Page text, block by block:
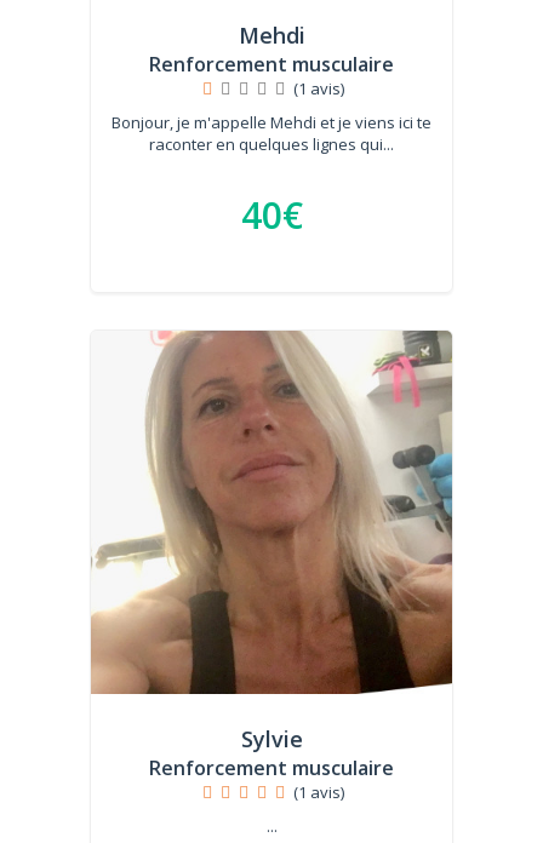
Mehdi
Renforcement musculaire
(1 avis)
Bonjour, je m'appelle Mehdi et je viens ici te
raconter en quelques lignes qui...
40€
Sylvie
Renforcement musculaire
(1 avis)
...